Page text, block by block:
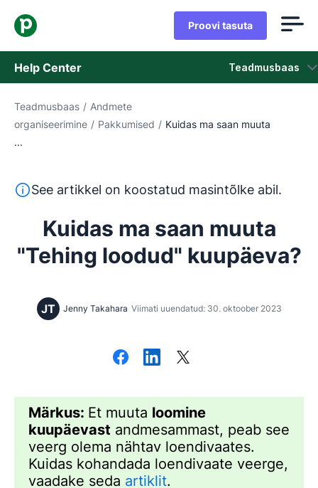
Proovi tasuta
Help Center Teadmusbaas
Teadmusbaas
Olek
Teadmusbaas / Andmete
organiseerimine / Pakkumised / Kuidas ma saan muuta
...
See tekst on tõlgitud inglise keelest
See artikkel on koostatud masintõlke abil.
Kuidas ma saan muuta
"Tehing loodud" kuupäeva?
JT Jenny Takahara Viimati uuendatud: 30. oktoober 2023
Märkus: Et muuta loomine
kuupäevast andmesammast, peab see
veerg olema nähtav loendivaates.
Kuidas kohandada loendivaate veerge,
vaadake seda artiklit.